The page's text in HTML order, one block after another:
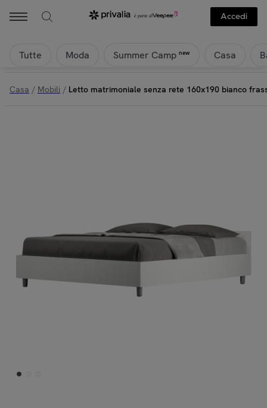
Accedi
Tutte Moda Summer Camp new Casa
Casa / Mobili / Letto matrimoniale senza rete 160x190 bianco